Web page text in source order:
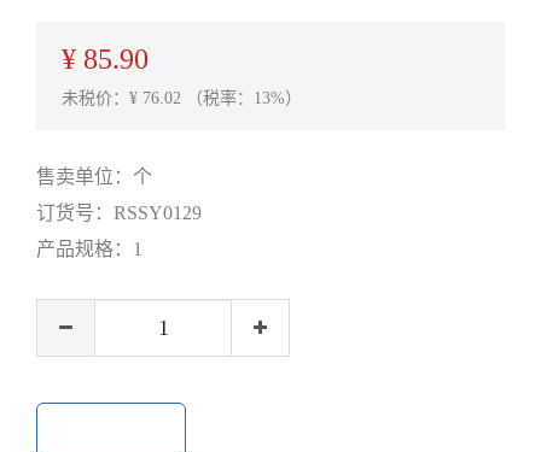
¥ 85.90
未税价：¥ 76.02 （税率：13%）
售卖单位： 个
订货号： RSSY0129
产品规格： 1